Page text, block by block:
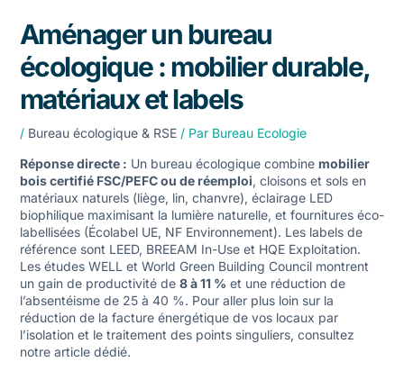
Aménager un bureau
écologique : mobilier durable,
matériaux et labels
/ Bureau écologique & RSE/ Par Bureau Ecologie
Réponse directe : Un bureau écologique combine mobilier
bois certifié FSC/PEFC ou de réemploi, cloisons et sols en
matériaux naturels (liège, lin, chanvre), éclairage LED
biophilique maximisant la lumière naturelle, et fournitures éco-
labellisées (Écolabel UE, NF Environnement). Les labels de
référence sont LEED, BREEAM In-Use et HQE Exploitation.
Les études WELL et World Green Building Council montrent
un gain de productivité de 8 à 11 % et une réduction de
l’absentéisme de 25 à 40 %. Pour aller plus loin sur la
réduction de la facture énergétique de vos locaux par
l’isolation et le traitement des points singuliers, consultez
notre article dédié.